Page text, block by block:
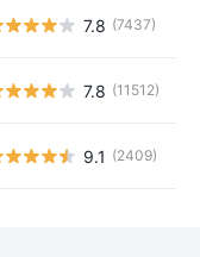
7.8 (7437)
7.8 (11512)
9.1 (2409)